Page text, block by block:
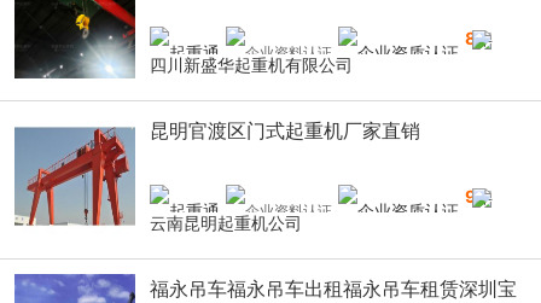
8年
四川新盛华起重机有限公司
昆明官渡区门式起重机厂家直销
9年
云南昆明起重机公司
福永吊车福永吊车出租福永吊车租赁深圳宝